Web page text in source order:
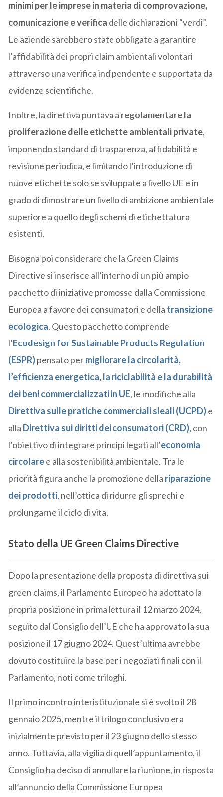
minimi per le imprese in materia di comprovazione,
comunicazione e verifica delle dichiarazioni “verdi”.
Le aziende sarebbero state obbligate a garantire
l’affidabilità dei propri claim ambientali volontari
attraverso una verifica indipendente e supportata da
evidenze scientifiche.
Inoltre, la direttiva puntava a regolamentare la
proliferazione delle etichette ambientali private,
imponendo standard di trasparenza, affidabilità e
revisione periodica, e limitando l’introduzione di
nuove etichette solo se sviluppate a livello UE e in
grado di dimostrare un livello di ambizione ambientale
superiore a quello degli schemi di etichettatura
esistenti.
Bisogna poi considerare che la Green Claims
Directive si inserisce all’interno di un più ampio
pacchetto di iniziative promosse dalla Commissione
Europea a favore dei consumatori e della transizione
ecologica. Questo pacchetto comprende
l’Ecodesign for Sustainable Products Regulation
(ESPR)pensato permigliorare la circolarità,
l’efficienza energetica, la riciclabilità e la durabilità
dei beni commercializzati in UE, le modifiche alla
Direttiva sulle pratiche commerciali sleali (UCPD)e
alla Direttiva sui diritti dei consumatori (CRD), con
l’obiettivo di integrare principi legati all’economia
circolaree alla sostenibilità ambientale. Tra le
priorità figura anche la promozione della riparazione
dei prodotti, nell’ottica di ridurre gli sprechi e
prolungarne il ciclo di vita.
Stato della UE Green Claims Directive
Dopo la presentazione della proposta di direttiva sui
green claims, il Parlamento Europeo ha adottato la
propria posizione in prima lettura il 12 marzo 2024,
seguito dal Consiglio dell’UE che ha approvato la sua
posizione il 17 giugno 2024. Quest’ultima avrebbe
dovuto costituire la base per i negoziati finali con il
Parlamento, noti come triloghi.
Il primo incontro interistituzionale si è svolto il 28
gennaio 2025, mentre il trilogo conclusivo era
inizialmente previsto per il 23 giugno dello stesso
anno. Tuttavia, alla vigilia di quell’appuntamento, il
Consiglio ha deciso di annullare la riunione, in risposta
all’annuncio della Commissione Europea